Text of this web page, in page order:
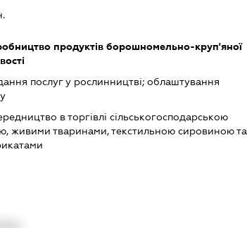
продуктів борошномельно-круп'яної
послуг у рослинництві; облаштування
в торгівлі сільськогосподарською
живими тваринами, текстильною сировиною та